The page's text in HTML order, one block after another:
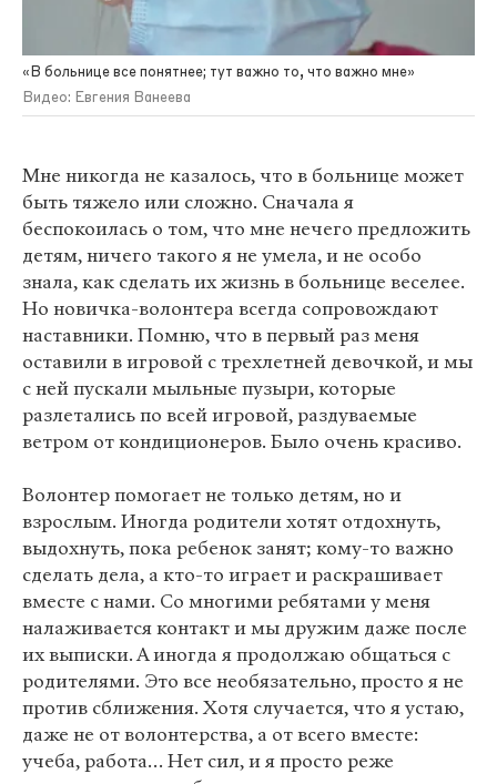
«В больнице все понятнее; тут важно то, что важно мне»
Видео: Евгения Ванеева
Мне никогда не казалось, что в больнице может
быть тяжело или сложно. Сначала я
беспокоилась о том, что мне нечего предложить
детям, ничего такого я не умела, и не особо
знала, как сделать их жизнь в больнице веселее.
Но новичка-волонтера всегда сопровождают
наставники. Помню, что в первый раз меня
оставили в игровой с трехлетней девочкой, и мы
с ней пускали мыльные пузыри, которые
разлетались по всей игровой, раздуваемые
ветром от кондиционеров. Было очень красиво.
Волонтер помогает не только детям, но и
взрослым. Иногда родители хотят отдохнуть,
выдохнуть, пока ребенок занят; кому-то важно
сделать дела, а кто-то играет и раскрашивает
вместе с нами. Со многими ребятами у меня
налаживается контакт и мы дружим даже после
их выписки. А иногда я продолжаю общаться с
родителями. Это все необязательно, просто я не
против сближения. Хотя случается, что я устаю,
даже не от волонтерства, а от всего вместе:
учеба, работа… Нет сил, и я просто реже